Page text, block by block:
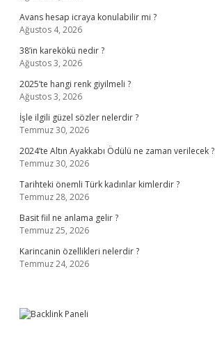
Avans hesap icraya konulabilir mi ?
Ağustos 4, 2026
38’in karekökü nedir ?
Ağustos 3, 2026
2025’te hangi renk giyilmeli ?
Ağustos 3, 2026
İşle ilgili güzel sözler nelerdir ?
Temmuz 30, 2026
2024’te Altın Ayakkabı Ödülü ne zaman verilecek ?
Temmuz 30, 2026
Tarihteki önemli Türk kadınlar kimlerdir ?
Temmuz 28, 2026
Basit fiil ne anlama gelir ?
Temmuz 25, 2026
Karincanin özellikleri nelerdir ?
Temmuz 24, 2026